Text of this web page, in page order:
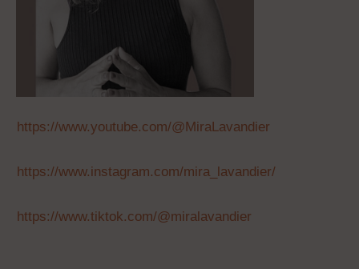
https://www.youtube.com/@MiraLavandier
https://www.instagram.com/mira_lavandier/
https://www.tiktok.com/@miralavandier